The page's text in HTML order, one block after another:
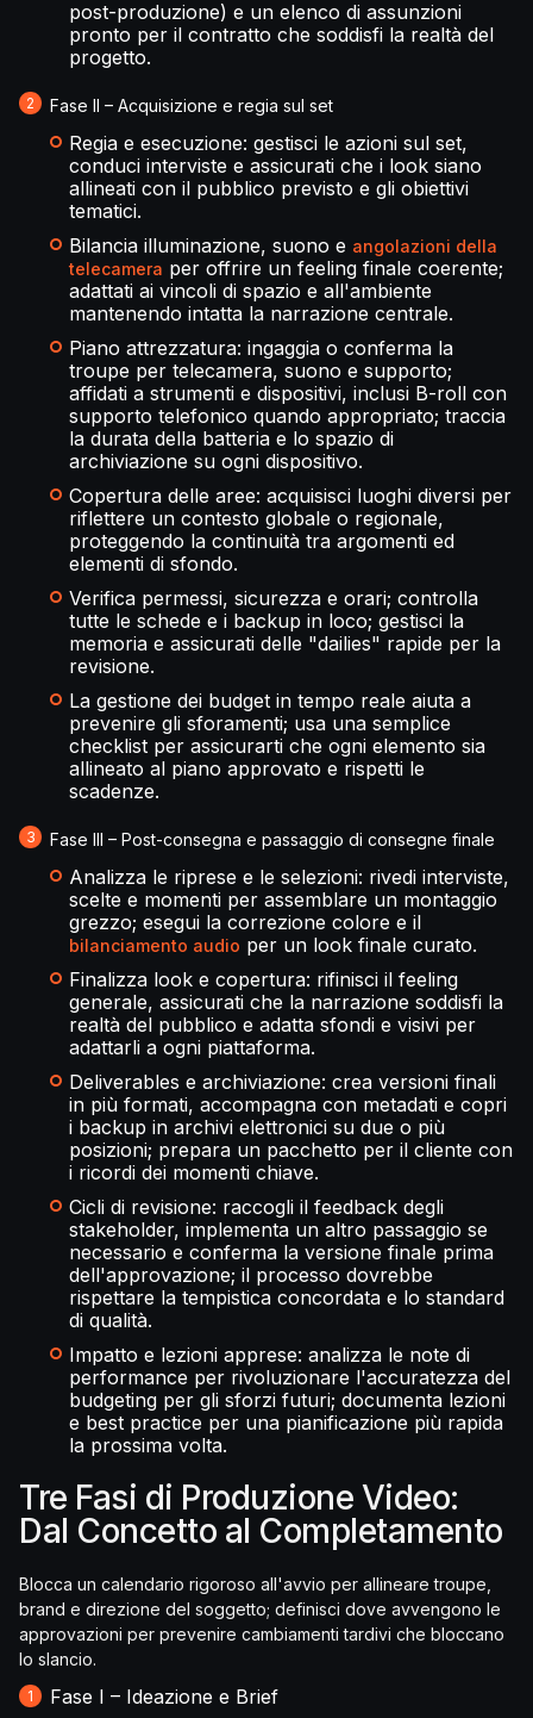
post-produzione) e un elenco di assunzioni
pronto per il contratto che soddisfi la realtà del
progetto.
Fase II – Acquisizione e regia sul set
Regia e esecuzione: gestisci le azioni sul set,
conduci interviste e assicurati che i look siano
allineati con il pubblico previsto e gli obiettivi
tematici.
Bilancia illuminazione, suono e angolazioni della
telecamera per offrire un feeling finale coerente;
adattati ai vincoli di spazio e all'ambiente
mantenendo intatta la narrazione centrale.
Piano attrezzatura: ingaggia o conferma la
troupe per telecamera, suono e supporto;
affidati a strumenti e dispositivi, inclusi B-roll con
supporto telefonico quando appropriato; traccia
la durata della batteria e lo spazio di
archiviazione su ogni dispositivo.
Copertura delle aree: acquisisci luoghi diversi per
riflettere un contesto globale o regionale,
proteggendo la continuità tra argomenti ed
elementi di sfondo.
Verifica permessi, sicurezza e orari; controlla
tutte le schede e i backup in loco; gestisci la
memoria e assicurati delle "dailies" rapide per la
revisione.
La gestione dei budget in tempo reale aiuta a
prevenire gli sforamenti; usa una semplice
checklist per assicurarti che ogni elemento sia
allineato al piano approvato e rispetti le
scadenze.
Fase III – Post-consegna e passaggio di consegne finale
Analizza le riprese e le selezioni: rivedi interviste,
scelte e momenti per assemblare un montaggio
grezzo; esegui la correzione colore e il
bilanciamento audio per un look finale curato.
Finalizza look e copertura: rifinisci il feeling
generale, assicurati che la narrazione soddisfi la
realtà del pubblico e adatta sfondi e visivi per
adattarli a ogni piattaforma.
Deliverables e archiviazione: crea versioni finali
in più formati, accompagna con metadati e copri
i backup in archivi elettronici su due o più
posizioni; prepara un pacchetto per il cliente con
i ricordi dei momenti chiave.
Cicli di revisione: raccogli il feedback degli
stakeholder, implementa un altro passaggio se
necessario e conferma la versione finale prima
dell'approvazione; il processo dovrebbe
rispettare la tempistica concordata e lo standard
di qualità.
Impatto e lezioni apprese: analizza le note di
performance per rivoluzionare l'accuratezza del
budgeting per gli sforzi futuri; documenta lezioni
e best practice per una pianificazione più rapida
la prossima volta.
Tre Fasi di Produzione Video:
Dal Concetto al Completamento
Blocca un calendario rigoroso all'avvio per allineare troupe,
brand e direzione del soggetto; definisci dove avvengono le
approvazioni per prevenire cambiamenti tardivi che bloccano
lo slancio.
Fase I – Ideazione e Brief